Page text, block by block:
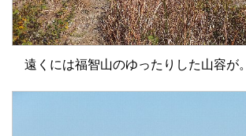
遠くには福智山のゆったりした山容が。